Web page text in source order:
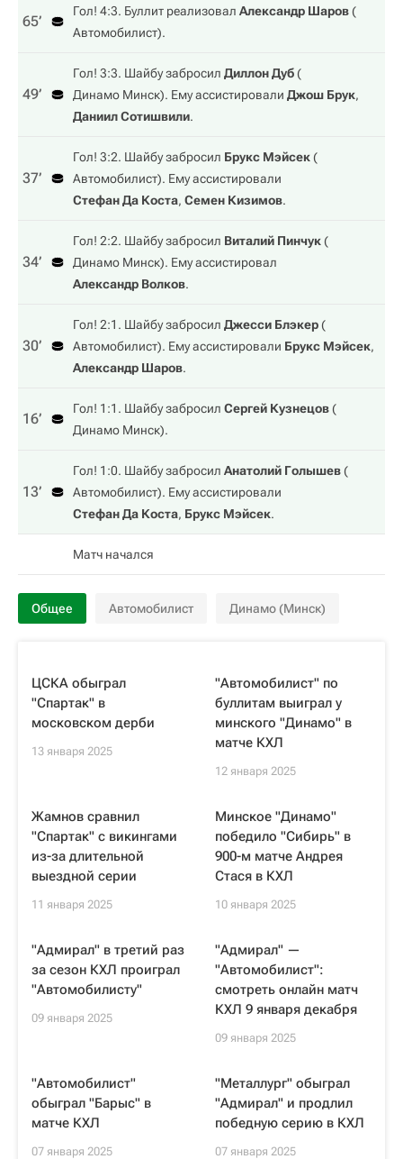
65‎’‎
Гол! 4:3. Буллит реализовал Александр Шаров(
Автомобилист).
49‎’‎
Гол! 3:3. Шайбу забросил Диллон Дуб(
Динамо Минск). Ему ассистировали Джош Брук,
Даниил Сотишвили.
37‎’‎
Гол! 3:2. Шайбу забросил Брукс Мэйсек(
Автомобилист). Ему ассистировали
Стефан Да Коста, Семен Кизимов.
34‎’‎
Гол! 2:2. Шайбу забросил Виталий Пинчук(
Динамо Минск). Ему ассистировал
Александр Волков.
30‎’‎
Гол! 2:1. Шайбу забросил Джесси Блэкер(
Автомобилист). Ему ассистировали Брукс Мэйсек,
Александр Шаров.
16‎’‎
Гол! 1:1. Шайбу забросил Сергей Кузнецов(
Динамо Минск).
13‎’‎
Гол! 1:0. Шайбу забросил Анатолий Голышев(
Автомобилист). Ему ассистировали
Стефан Да Коста, Брукс Мэйсек.
Матч начался
Общее Автомобилист Динамо (Минск)
ЦСКА обыграл
"Спартак" в
московском дерби
13 января 2025
"Автомобилист" по
буллитам выиграл у
минского "Динамо" в
матче КХЛ
12 января 2025
Жамнов сравнил
"Спартак" с викингами
из-за длительной
выездной серии
11 января 2025
Минское "Динамо"
победило "Сибирь" в
900-м матче Андрея
Стася в КХЛ
10 января 2025
"Адмирал" в третий раз
за сезон КХЛ проиграл
"Автомобилисту"
09 января 2025
"Адмирал" —
"Автомобилист":
смотреть онлайн матч
КХЛ 9 января декабря
09 января 2025
"Автомобилист"
обыграл "Барыс" в
матче КХЛ
07 января 2025
"Металлург" обыграл
"Адмирал" и продлил
победную серию в КХЛ
07 января 2025